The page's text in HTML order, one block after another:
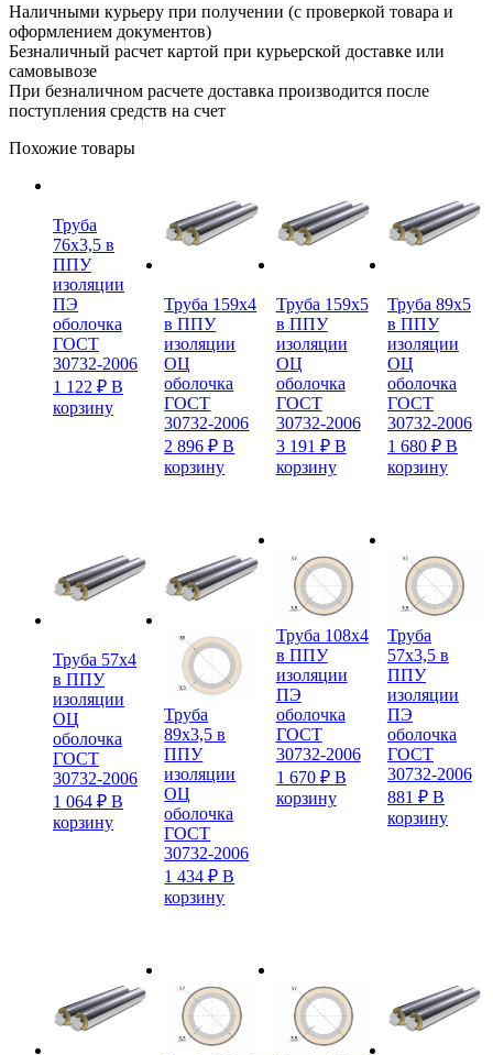
Наличными курьеру при получении (с проверкой товара и
оформлением документов)
Безналичный расчет картой при курьерской доставке или
самовывозе
При безналичном расчете доставка производится после
поступления средств на счет
Похожие товары
Труба
76х3,5 в
ППУ
изоляции
ПЭ
оболочка
ГОСТ
30732-2006
1 122 ₽ В
корзину
Труба 159х4
в ППУ
изоляции
ОЦ
оболочка
ГОСТ
30732-2006
2 896₽ В
корзину
Труба 159х5
в ППУ
изоляции
ОЦ
оболочка
ГОСТ
30732-2006
3 191 ₽ В
корзину
Труба 89х5
в ППУ
изоляции
ОЦ
оболочка
ГОСТ
30732-2006
1 680 ₽ В
корзину
Труба 57х4
в ППУ
изоляции
ОЦ
оболочка
ГОСТ
30732-2006
1 064 ₽ В
корзину
Труба
89х3,5 в
ППУ
изоляции
ОЦ
оболочка
ГОСТ
30732-2006
1 434₽ В
корзину
Труба 108х4
в ППУ
изоляции
ПЭ
оболочка
ГОСТ
30732-2006
1 670 ₽ В
корзину
Труба
57х3,5 в
ППУ
изоляции
ПЭ
оболочка
ГОСТ
30732-2006
881 ₽ В
корзину